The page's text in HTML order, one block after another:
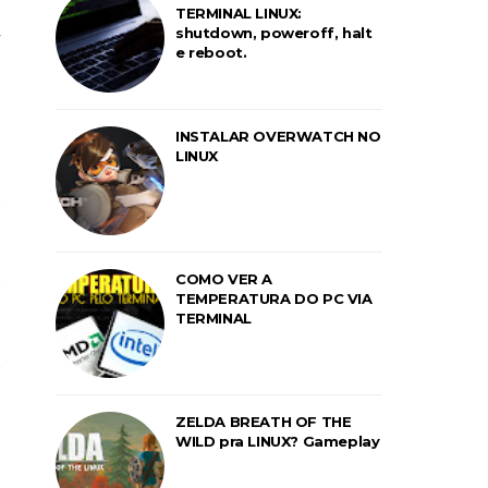
TERMINAL LINUX:
shutdown, poweroff, halt
e reboot.
INSTALAR OVERWATCH NO
LINUX
COMO VER A
TEMPERATURA DO PC VIA
TERMINAL
ZELDA BREATH OF THE
WILD pra LINUX? Gameplay